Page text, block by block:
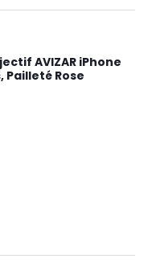
AVIZAR iPhone
Pailleté Rose